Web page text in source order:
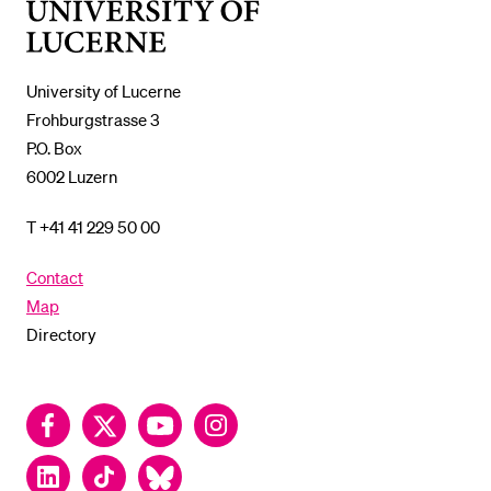
University of Lucerne
Frohburgstrasse 3
P.O. Box
6002 Luzern
T +41 41 229 50 00
Contact
Map
Directory
FacebookTwitter YouTubeInstagram
LinkedInTikTok Bluesky